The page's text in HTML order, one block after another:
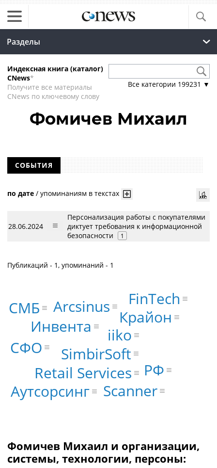
Разделы
Индексная книга (каталог)
CNews*
Получите все материалы
CNews по ключевому слову
Все категории 199231 ▼
Фомичев Михаил
СОБЫТИЯ
по дате / упоминаниям в текстах
28.06.2024
Персонализация работы с покупателями
диктует требования к информационной
безопасности
1
Публикаций - 1, упоминаний - 1
SimbirSoft
Retail Services
iiko
Инвента Крайон
Arcsinus
Аутсорсинг Scanner
РФ
СФО
СМБ FinTech
Фомичев Михаил и организации,
системы, технологии, персоны: